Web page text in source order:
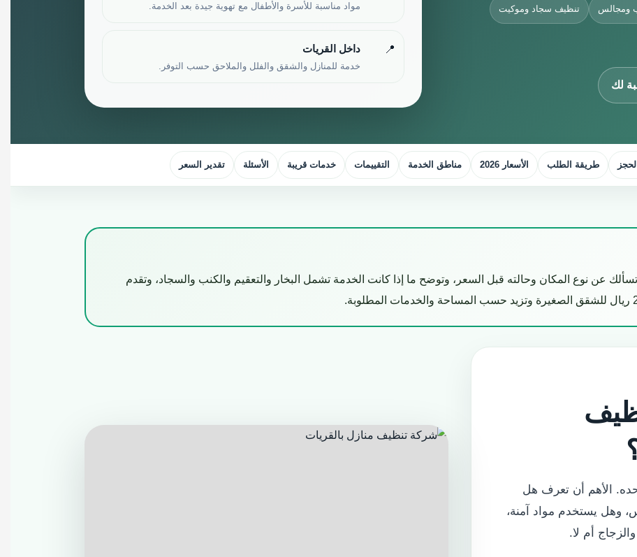
ومجالس تنظيف سجاد وموكيت
لك
مواد مناسبة للأسرة والأطفال مع تهوية جيدة بعد الخدمة.
📍 داخل القريات
خدمة للمنازل والشقق والفلل والملاحق حسب التوفر.
طريقة الطلب الأسعار 2026 مناطق الخدمة التقييمات خدمات قريبة الأسئلة تقدير السعر
عن نوع المكان وحالته قبل السعر، وتوضح ما إذا كانت الخدمة تشمل البخار والتعقيم والكنب والسجاد، وتقدم
الأهم أن تعرف هل
وهل يستخدم مواد آمنة،
أم لا.